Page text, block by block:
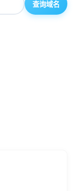
查询域名